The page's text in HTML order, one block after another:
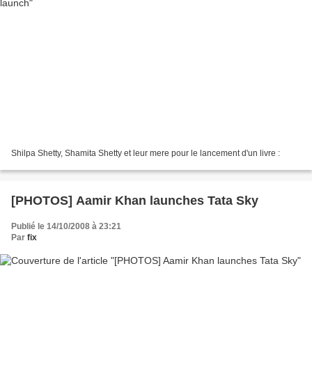
Shilpa Shetty, Shamita Shetty et leur mere pour le lancement d'un livre :
[PHOTOS] Aamir Khan launches Tata Sky
Publié le 14/10/2008 à 23:21
Par fix